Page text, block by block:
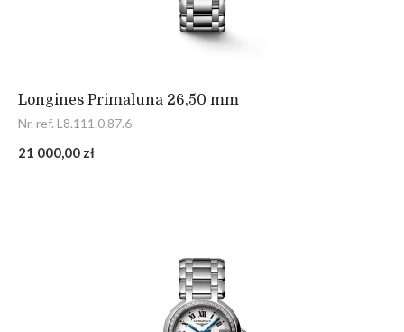
Longines Primaluna 26,50 mm
Nr. ref. L8.111.0.87.6
21 000,00 zł